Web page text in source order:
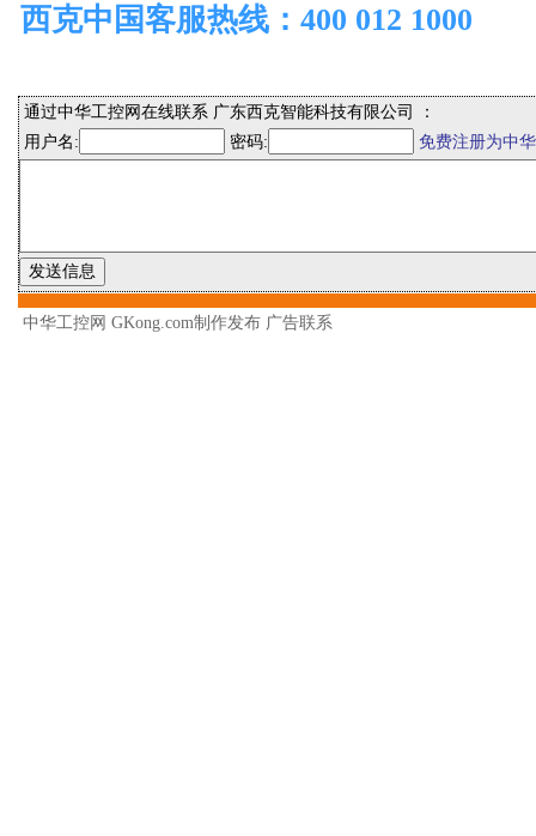
西克中国客服热线：400 012 1000
通过中华工控网在线联系 广东西克智能科技有限公司 ：
用户名:
密码: 免费注册为中
中华工控网 GKong.com制作发布 广告联系